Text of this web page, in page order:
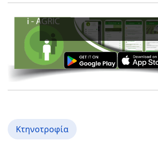
Κτηνοτροφία